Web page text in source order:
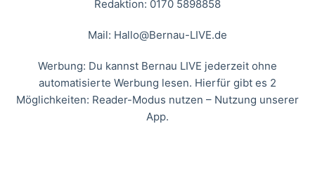
Redaktion: 0170 5898858
Mail: Hallo@Bernau-LIVE.de
Werbung: Du kannst Bernau LIVE jederzeit ohne
automatisierte Werbung lesen. Hierfür gibt es 2
Möglichkeiten: Reader-Modus nutzen – Nutzung unserer
App.